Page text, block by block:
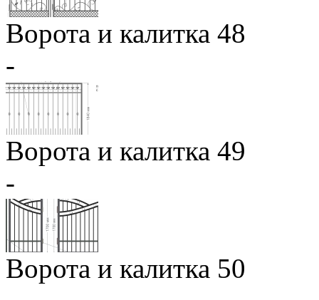
Ворота и калитка 48
-
Ворота и калитка 49
-
Ворота и калитка 50